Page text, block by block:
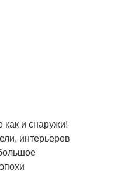
и снаружи!
интерьеров